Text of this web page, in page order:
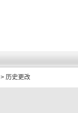
> 历史更改